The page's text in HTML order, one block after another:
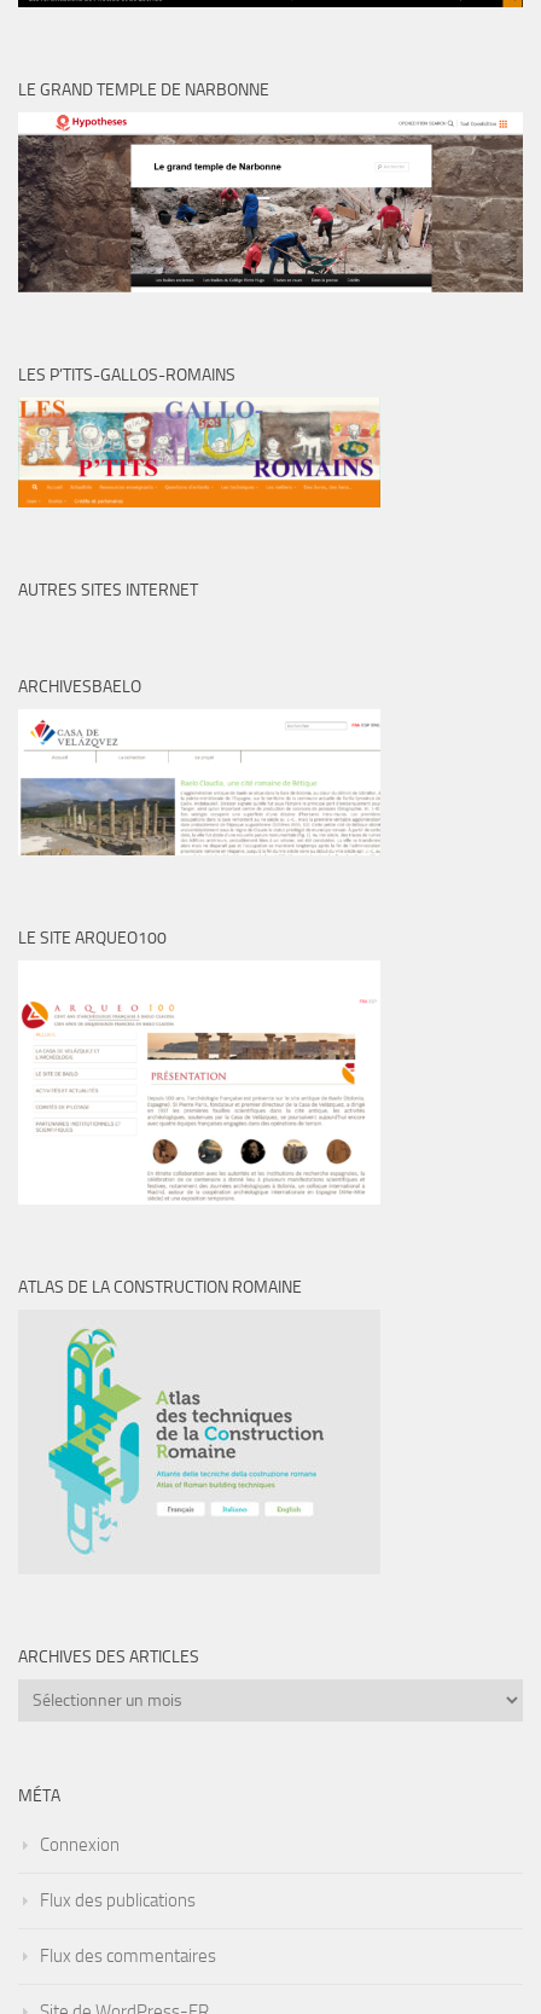
LE GRAND TEMPLE DE NARBONNE
LES P’TITS-GALLOS-ROMAINS
AUTRES SITES INTERNET
ARCHIVESBAELO
LE SITE ARQUEO100
ATLAS DE LA CONSTRUCTION ROMAINE
ARCHIVES DES ARTICLES
Archives
MÉTA
Connexion
Flux des publications
Flux des commentaires